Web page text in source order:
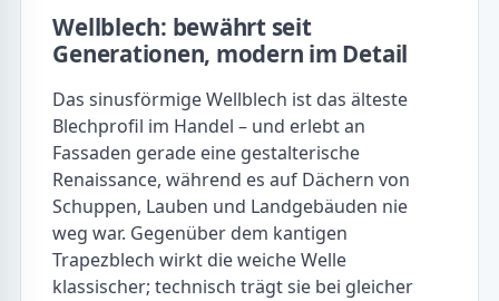
Wellblech: bewährt seit
Generationen, modern im Detail
Das sinusförmige Wellblech ist das älteste
Blechprofil im Handel – und erlebt an
Fassaden gerade eine gestalterische
Renaissance, während es auf Dächern von
Schuppen, Lauben und Landgebäuden nie
weg war. Gegenüber dem kantigen
Trapezblech wirkt die weiche Welle
klassischer; technisch trägt sie bei gleicher